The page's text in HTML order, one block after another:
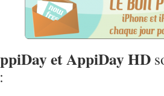
et AppiDay HD